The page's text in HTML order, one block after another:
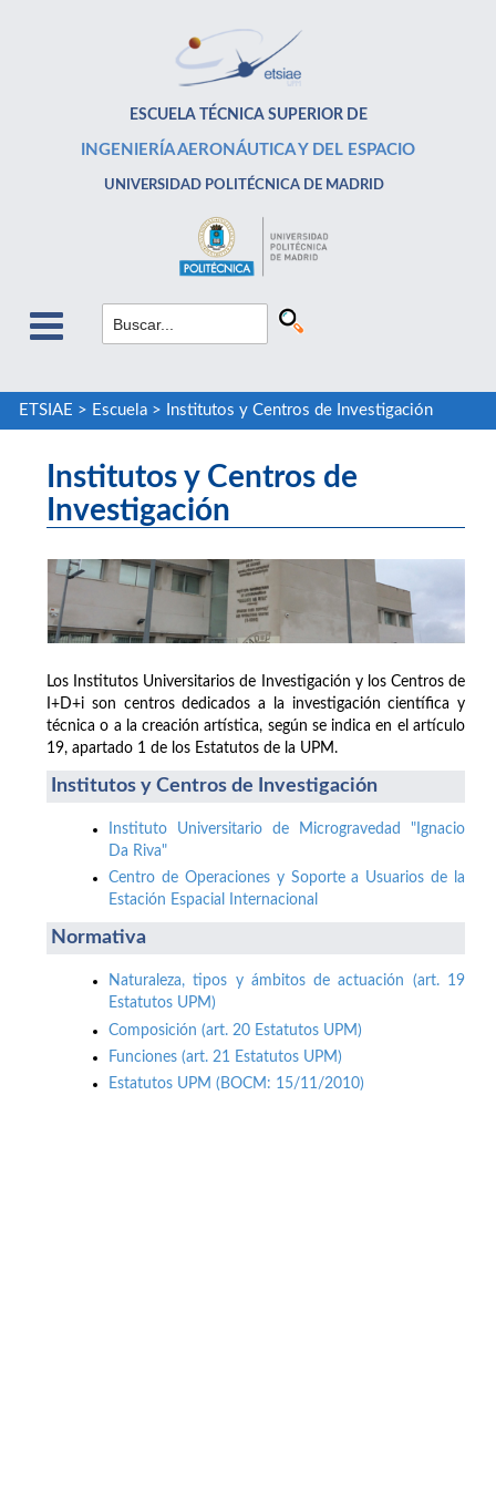
ESCUELA TÉCNICA SUPERIOR DE
INGENIERÍA AERONÁUTICA Y DEL ESPACIO
UNIVERSIDAD POLITÉCNICA DE MADRID
ETSIAE > Escuela> Institutos y Centros de Investigación
Institutos y Centros de
Investigación
Los Institutos Universitarios de Investigación y los Centros de
I+D+i son centros dedicados a la investigación científica y
técnica o a la creación artística, según se indica en el artículo
19, apartado 1 de los Estatutos de la UPM.
Institutos y Centros de Investigación
Instituto Universitario de Microgravedad "Ignacio
Da Riva"
Centro de Operaciones y Soporte a Usuarios de la
Estación Espacial Internacional
Normativa
Naturaleza, tipos y ámbitos de actuación (art. 19
Estatutos UPM)
Composición (art. 20 Estatutos UPM)
Funciones (art. 21 Estatutos UPM)
Estatutos UPM (BOCM: 15/11/2010)